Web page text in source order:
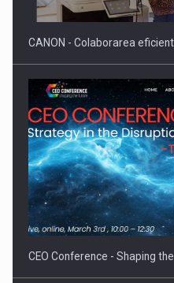
Proteinmaxxing and the
CANON - Colaborarea
CEO Conference - Shaping